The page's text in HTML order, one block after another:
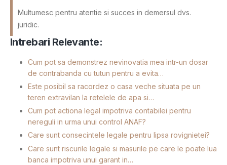
Multumesc pentru atentie si succes in demersul dvs.
juridic.
Intrebari Relevante:
Cum pot sa demonstrez nevinovatia mea intr-un dosar
de contrabanda cu tutun pentru a evita…
Este posibil sa racordez o casa veche situata pe un
teren extravilan la retelele de apa si…
Cum pot actiona legal impotriva contabilei pentru
nereguli in urma unui control ANAF?
Care sunt consecintele legale pentru lipsa rovignietei?
Care sunt riscurile legale si masurile pe care le poate lua
banca impotriva unui garant in…